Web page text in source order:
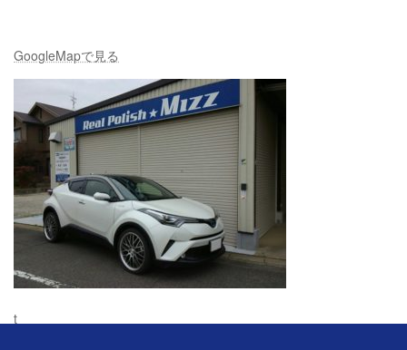
GoogleMapで見る
t